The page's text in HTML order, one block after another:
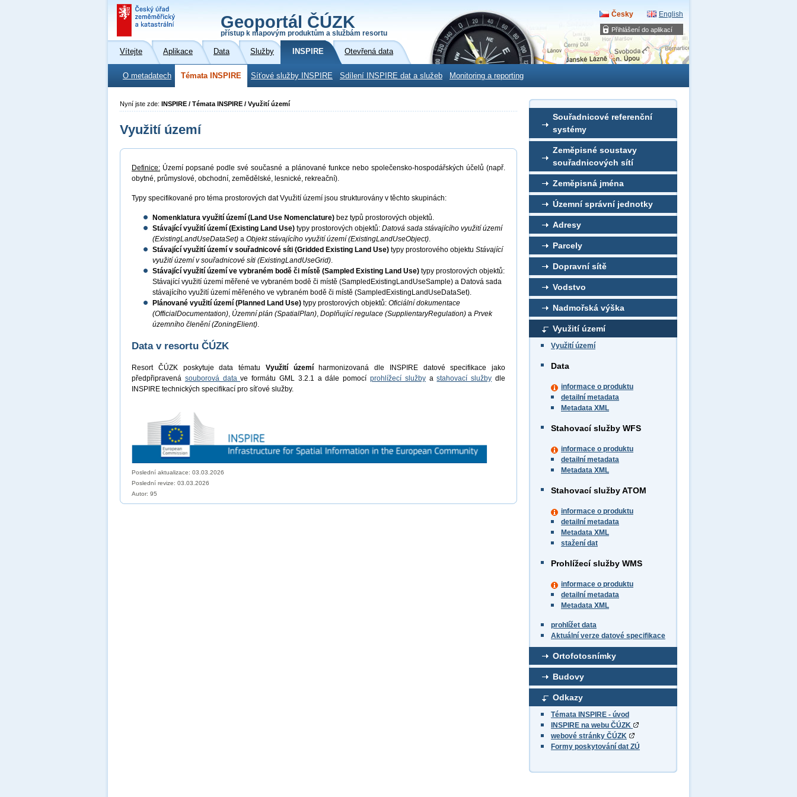
Přihlášení do aplikací
Geoportál ČÚZK
přístup k mapovým produktům a službám resortu
Česky English
Vítejte Aplikace Data Služby INSPIRE Otevřená data
O metadatech Témata INSPIRE Síťové služby INSPIRE Sdílení INSPIRE dat a služeb Monitoring a reporting
Souřadnicové referenční
systémy
Zeměpisné soustavy
souřadnicových sítí
Zeměpisná jména
Územní správní jednotky
Adresy
Parcely
Dopravní sítě
Vodstvo
Nadmořská výška
Využití území
Využití území
Data
informace o produktu
detailní metadata
Metadata XML
Stahovací služby WFS
informace o produktu
detailní metadata
Metadata XML
Stahovací služby ATOM
informace o produktu
detailní metadata
Metadata XML
stažení dat
Prohlížecí služby WMS
informace o produktu
detailní metadata
Metadata XML
prohlížet data
Aktuální verze datové specifikace
Ortofotosnímky
Budovy
Odkazy
Témata INSPIRE - úvod
INSPIRE na webu ČÚZK
webové stránky ČÚZK
Formy poskytování dat ZÚ
Nyní jste zde: INSPIRE / Témata INSPIRE / Využití území
Využití území
Definice: Území popsané podle své současné a plánované funkce nebo společensko-hospodářských účelů (např.
obytné, průmyslové, obchodní, zemědělské, lesnické, rekreační).
Typy specifikované pro téma prostorových dat Využití území jsou strukturovány v těchto skupinách:
Nomenklatura využití území (Land Use Nomenclature) bez typů prostorových objektů.
Stávající využití území (Existing Land Use) typy prostorových objektů: Datová sada stávajícího využití území
(ExistingLandUseDataSet) a Objekt stávajícího využití území (ExistingLandUseObject).
Stávající využití území v souřadnicové síti (Gridded Existing Land Use) typy prostorového objektu Stávající
využití území v souřadnicové síti (ExistingLandUseGrid).
Stávající využití území ve vybraném bodě či místě (Sampled Existing Land Use) typy prostorových objektů:
Stávající využití území měřené ve vybraném bodě či místě (SampledExistingLandUseSample) a Datová sada
stávajícího využití území měřeného ve vybraném bodě či místě (SampledExistingLandUseDataSet).
Plánované využití území (Planned Land Use) typy prostorových objektů: Oficiální dokumentace
(OfficialDocumentation), Územní plán (SpatialPlan), Doplňující regulace (SupplientaryRegulation) a Prvek
územního členění (ZoningElient).
Data v resortu ČÚZK
Resort ČÚZK poskytuje data tématu Využití územíharmonizovaná dle INSPIRE datové specifikace jako
předpřipravená souborová datave formátu GML 3.2.1 a dále pomocíprohlížecí službyastahovací služby dle
INSPIRE technických specifikací pro síťové služby.
Poslední aktualizace: 03.03.2026
Poslední revize: 03.03.2026
Autor: 95